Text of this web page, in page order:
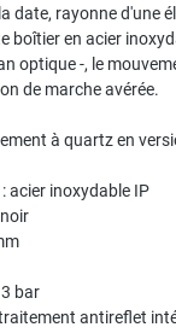
date, rayonne d'une
boîtier en acier
optique -, le
de marche avérée.
à quartz en
acier inoxydable IP
bar
antireflet